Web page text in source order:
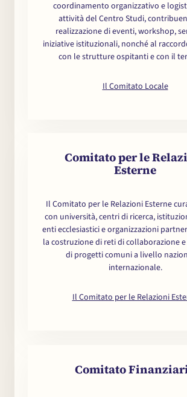
coordinamento organizzativo e
attività del Centro Studi,
realizzazione di eventi, workshop,
iniziative istituzionali, nonché al
con le strutture ospitanti e con il
Il Comitato Locale
Comitato per le
Esterne
Il Comitato per le Relazioni Esterne
con università, centri di ricerca,
enti ecclesiastici e organizzazioni
la costruzione di reti di collaborazione
di progetti comuni a livello
internazionale.
Il Comitato per le Relazioni
Comitato